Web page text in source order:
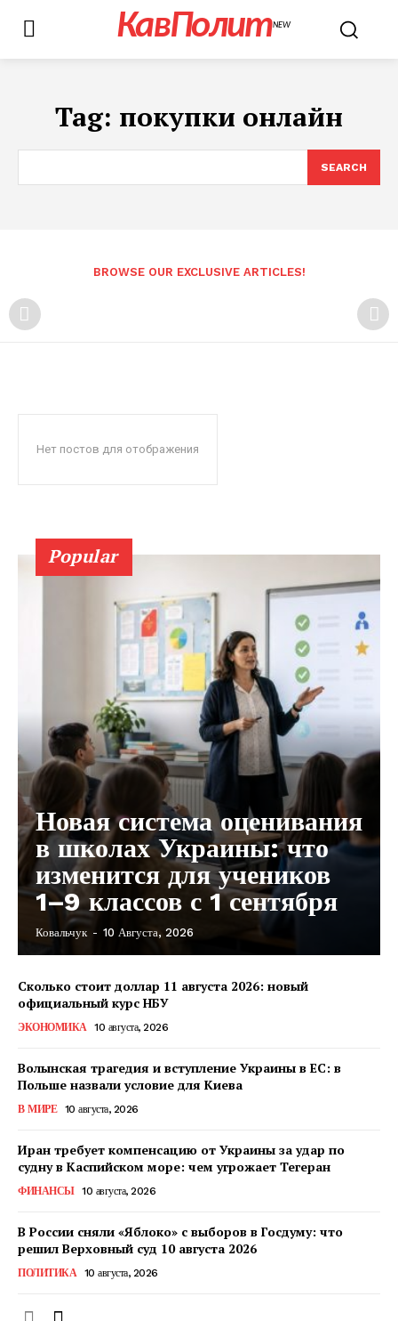
КавПолит
КавПолитNEW
Tag: покупки онлайн
SEARCH
BROWSE OUR EXCLUSIVE ARTICLES!
Нет постов для отображения
Popular
Новая система оценивания
в школах Украины: что
изменится для учеников
1–9 классов с 1 сентября
Ковальчук - 10 Августа, 2026
Сколько стоит доллар 11 августа 2026: новый
официальный курс НБУ
ЭКОНОМИКА 10 августа, 2026
Волынская трагедия и вступление Украины в ЕС: в
Польше назвали условие для Киева
В МИРЕ 10 августа, 2026
Иран требует компенсацию от Украины за удар по
судну в Каспийском море: чем угрожает Тегеран
ФИНАНСЫ 10 августа, 2026
В России сняли «Яблоко» с выборов в Госдуму: что
решил Верховный суд 10 августа 2026
ПОЛИТИКА 10 августа, 2026